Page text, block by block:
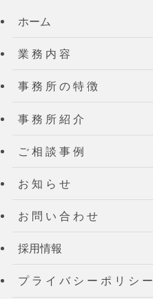
ホーム
業 務 内 容
事 務 所 の 特 徴
事 務 所 紹 介
ご 相 談 事 例
お 知 ら せ
お 問 い 合 わ せ
採用情報
プ ラ イ バ シ ー ポ リ シ ー